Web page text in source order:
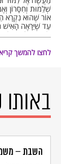
שְׁלֵמוּת וְחִסָּרוֹן
אוֹר שֶׁהוּא נִקְרָא
עַד שֶׁיֵּרָאֶה הָאִישׁ
וְיָשׁוּבוּ כֵלָיו,
הַיּוֹתֵר שְׁלֵמִים
כֵּלִים לַשֵּׂכֶל
בָּהֶם, וְהָיָה
וְהִיא מַדְרֵגַתַ
בְגַלְגַּל הַיָּרֵחַ.
הָרִאשׁוֹנָה. וְאֵינָם
הַהוּא הַפּוֹעֵל דָּבָר
וְסָקְרַט וְאַפְלָטוֹן
הַפּוֹעֵל, דָּבָר
דֶּרֶךְ הַקֵּרוּב.
לחצו להמשך
באותו
השבת –